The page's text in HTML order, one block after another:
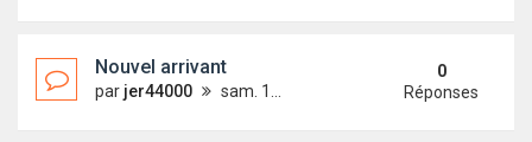
Nouvel arrivant
par jer44000 sam. 13 févr. 2021 21:35
0
Réponses